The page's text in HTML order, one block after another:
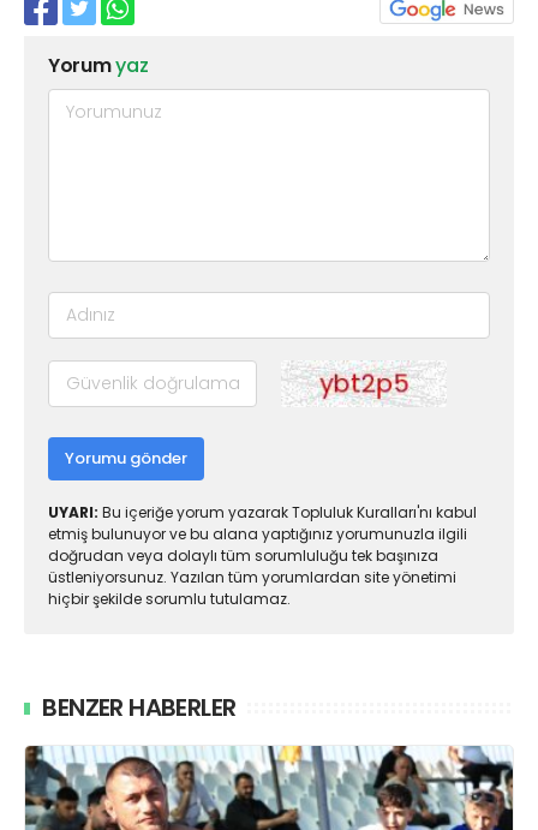
Yorumyaz
Yorumu gönder
UYARI: Bu içeriğe yorum yazarak Topluluk Kuralları'nı kabul
etmiş bulunuyor ve bu alana yaptığınız yorumunuzla ilgili
doğrudan veya dolaylı tüm sorumluluğu tek başınıza
üstleniyorsunuz. Yazılan tüm yorumlardan site yönetimi
hiçbir şekilde sorumlu tutulamaz.
BENZER HABERLER